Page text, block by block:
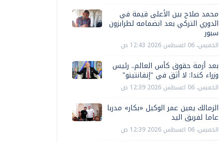
محمد صلاح بين الأعلى قيمة في
الدوري التركي بعد انضمامه لطرابزون
سبور
الخميس، 06 اغسطس 2026 12:43 ص
بعد أزمة حقوق كأس العالم.. رئيس
وزراء كندا: لا أثق في "إنفانتينو"
الخميس، 06 اغسطس 2026 12:39 ص
الزمالك يعين عمر الوكيل «بكار» مدربا
عاما لفريق اليد
الخميس، 06 اغسطس 2026 12:39 ص